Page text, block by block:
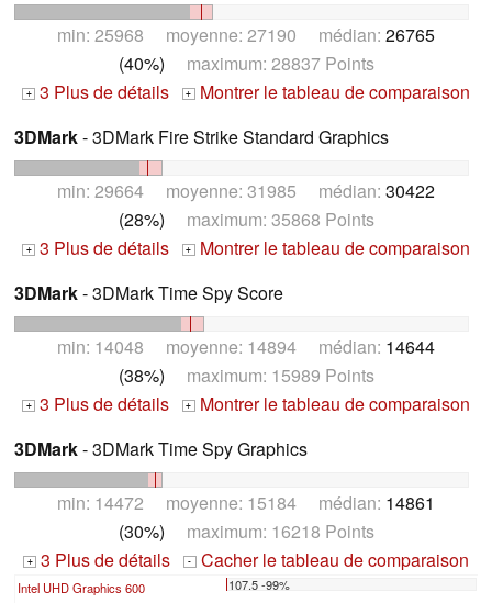
min: 25968 moyenne: 27190 médian: 26765
(40%) maximum: 28837 Points
+ 3 Plus de détails + Montrer le tableau de comparaison
3DMark- 3DMark Fire Strike Standard Graphics
min: 29664 moyenne: 31985 médian: 30422
(28%) maximum: 35868 Points
+ 3 Plus de détails + Montrer le tableau de comparaison
3DMark- 3DMark Time Spy Score
min: 14048 moyenne: 14894 médian: 14644
(38%) maximum: 15989 Points
+ 3 Plus de détails + Montrer le tableau de comparaison
3DMark- 3DMark Time Spy Graphics
min: 14472 moyenne: 15184 médian: 14861
(30%) maximum: 16218 Points
+ 3 Plus de détails - Cacher le tableau de comparaison
Intel UHD Graphics 600 107.5 -99%